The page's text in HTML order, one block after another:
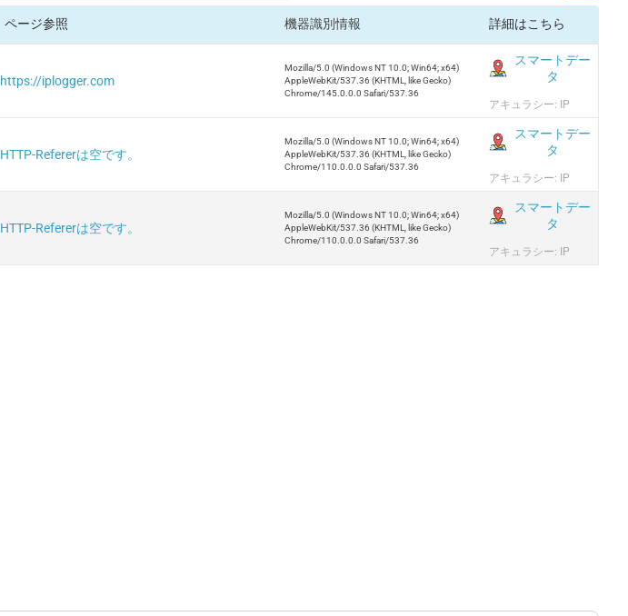
ページ参照 機器識別情報 詳細はこちら
https://iplogger.com
Mozilla/5.0 (Windows NT 10.0; Win64; x64)
AppleWebKit/537.36 (KHTML, like Gecko)
Chrome/145.0.0.0 Safari/537.36
スマートデー
タ
アキュラシー: IP
HTTP-Refererは空です。
Mozilla/5.0 (Windows NT 10.0; Win64; x64)
AppleWebKit/537.36 (KHTML, like Gecko)
Chrome/110.0.0.0 Safari/537.36
スマートデー
タ
アキュラシー: IP
HTTP-Refererは空です。
Mozilla/5.0 (Windows NT 10.0; Win64; x64)
AppleWebKit/537.36 (KHTML, like Gecko)
Chrome/110.0.0.0 Safari/537.36
スマートデー
タ
アキュラシー: IP